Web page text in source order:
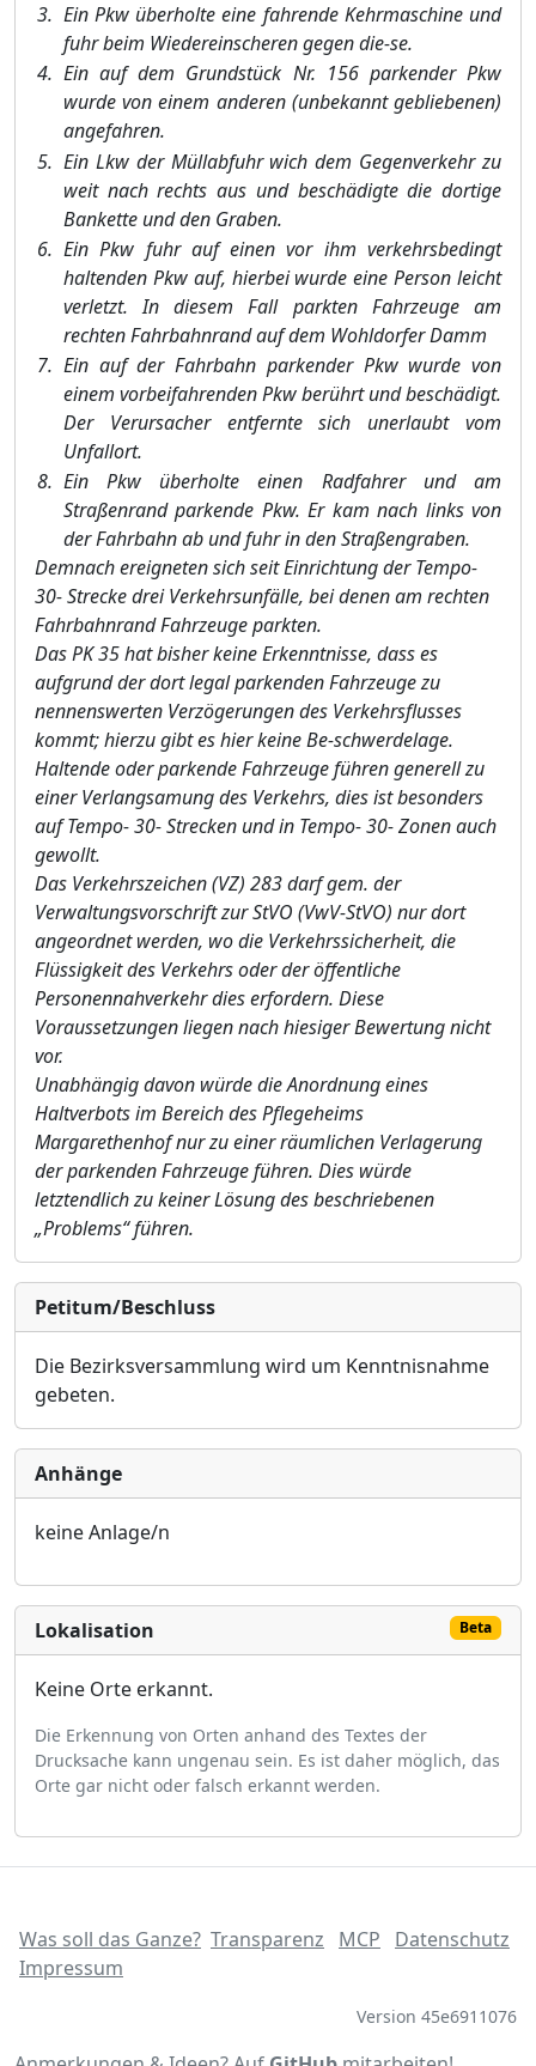
Ein Pkw überholte eine fahrende Kehrmaschine und
fuhr beim Wiedereinscheren gegen die-se.
Ein auf dem Grundstück Nr. 156 parkender Pkw
wurdevon einem anderen (unbekannt gebliebenen)
angefahren.
Ein Lkw der Müllabfuhr wich dem Gegenverkehr zu
weit nach rechts aus und beschädigte die dortige
Bankette und den Graben.
Ein Pkw fuhr auf einen vor ihm verkehrsbedingt
haltenden Pkw auf, hierbei wurde eine Person leicht
verletzt. In diesem Fall parkten Fahrzeuge am
rechten Fahrbahnrand auf dem Wohldorfer Damm
Ein auf der Fahrbahn parkender Pkw wurde von
einem vorbeifahrenden Pkw berührt und beschädigt.
Der Verursacher entfernte sich unerlaubt vom
Unfallort.
Ein Pkw überholte einen Radfahrer und am
Straßenrand parkende Pkw. Er kam nach links von
der Fahrbahn ab und fuhr in den Straßengraben.
Demnach ereigneten sich seit Einrichtung der Tempo-
30- Strecke drei Verkehrsunfälle, bei denen am rechten
Fahrbahnrand Fahrzeuge parkten.
Das PK 35 hat bisher keine Erkenntnisse, dass es
aufgrund der dort legal parkenden Fahrzeuge zu
nennenswerten Verzögerungen des Verkehrsflusses
kommt; hierzu gibt es hier keine Be-schwerdelage.
Haltende oder parkende Fahrzeuge führen generell zu
einer Verlangsamung des Verkehrs, dies ist besonders
auf Tempo- 30- Strecken und in Tempo- 30- Zonen auch
gewollt.
Das Verkehrszeichen (VZ) 283 darf gem. der
Verwaltungsvorschrift zur StVO (VwV-StVO) nur dort
angeordnet werden, wo die Verkehrssicherheit, die
Flüssigkeit des Verkehrs oder der öffentliche
Personennahverkehr dies erfordern. Diese
Voraussetzungen liegen nach hiesiger Bewertung nicht
vor.
Unabhängig davon würde die Anordnung eines
Haltverbots im Bereich des Pflegeheims
Margarethenhof nur zu einer räumlichen Verlagerung
der parkenden Fahrzeuge führen. Dies würde
letztendlich zu keiner Lösung des beschriebenen
„Problems“ führen.
Petitum/Beschluss
Die Bezirksversammlung wird um Kenntnisnahme
gebeten.
Anhänge
keine Anlage/n
Lokalisation Beta
Keine Orte erkannt.
Die Erkennung von Orten anhand des Textes der
Drucksache kann ungenau sein. Es ist daher möglich, das
Orte gar nicht oder falsch erkannt werden.
Was soll das Ganze? Transparenz MCP
Datenschutz
Impressum
Version 45e6911076